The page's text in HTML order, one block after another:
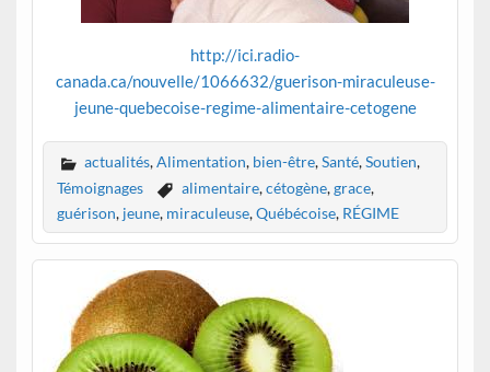
http://ici.radio-
canada.ca/nouvelle/1066632/guerison-miraculeuse-
jeune-quebecoise-regime-alimentaire-cetogene
actualités,Alimentation, bien-être,Santé,Soutien,
Témoignages
alimentaire,cétogène,grace,
guérison, jeune, miraculeuse,Québécoise, RÉGIME